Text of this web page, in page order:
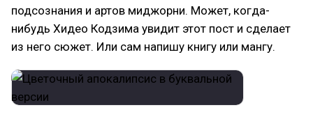
подсознания и артов миджорни. Может, когда-
нибудь Хидео Кодзима увидит этот пост и сделает
из него сюжет. Или сам напишу книгу или мангу.